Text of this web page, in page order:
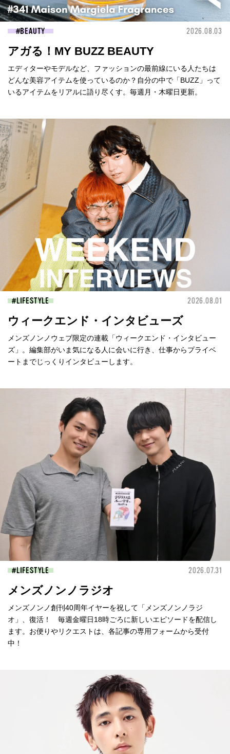
BEAUTY 2026.08.03
アガる！MY BUZZ BEAUTY
エディターやモデルなど、ファッションの最前線にいる人たちは
どんな美容アイテムを使っているのか？自分の中で「BUZZ」って
いるアイテムをリアルに語り尽くす。毎週月・木曜日更新。
LIFESTYLE 2026.08.01
ウィークエンド・インタビューズ
メンズノンノウェブ限定の連載「ウィークエンド・インタビュー
ズ」。編集部がいま気になる人に会いに行き、仕事からプライベ
ートまでじっくりインタビューします。
LIFESTYLE 2026.07.31
メンズノンノラジオ
メンズノンノ創刊40周年イヤーを祝して「メンズノンノラジ
オ」、復活！ 毎週金曜日18時ごろに新しいエピソードを配信し
ます。お便りやリクエストは、各記事の専用フォームから受付
中！